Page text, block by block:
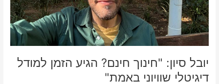
יובל סיון: "חינוך חינם? הגיע הזמן למודל
דיגיטלי שוויוני באמת"